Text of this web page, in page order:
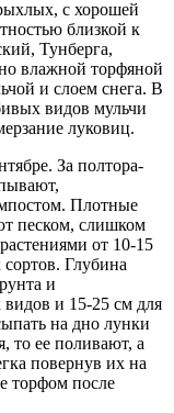
с хорошей
близкой к
Тунберга,
влажной торфяной
и слоем снега. В
видов мульчи
луковиц.
За полтора-
Плотные
песком, слишком
от 10-15
Глубина
и
видов и 15-25 см для
на дно лунки
то ее поливают, а
повернув их на
торфом после